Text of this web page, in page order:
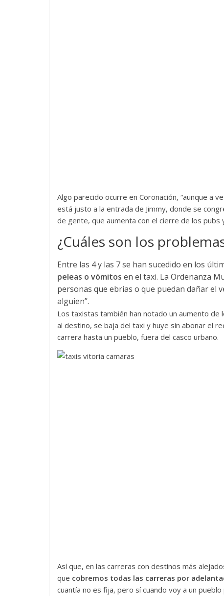
Algo parecido ocurre en Coronación, “aunque a
está justo a la entrada de Jimmy, donde se
de gente, que aumenta con el cierre de los pubs
¿Cuáles son los
Entre las 4 y las 7 se han sucedido en los
peleas o vómitos en el taxi. La Ordenanza
personas que ebrias o que puedan dañar el
alguien”.
Los taxistas también han notado un aumento
al destino, se baja del taxi y huye sin abonar el
carrera hasta un pueblo, fuera del casco urbano.
Así que, en las carreras con destinos más
que cobremos todas las carreras por
cuantía no es fija, pero sí cuando voy a un